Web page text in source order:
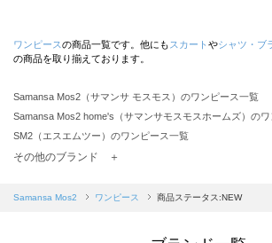
ワンピースの商品一覧です。他にも スカート やシャツ・ブ
の商品を取り揃えております。
Samansa Mos2（サマンサ モスモス）のワンピース一覧
Samansa Mos2 home's（サマンサモスモスホームズ）の
SM2（エスエムツー）のワンピース一覧
TSUHARU by Samansa Mos2（ツハルバイサマンサモスモ
Samansa Mos2 blue（サマンサモスモス ブルー）のワンピ
その他のブランド ＋
Samansa Mos2 ワンピース 商品ステータス:NEW